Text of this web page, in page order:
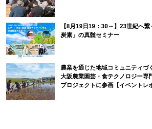
【8月19日19：30～】23世紀へ
炭素」の真髄セミナー
農業を通じた地域コミュニティ
大阪農業園芸・食テクノロジー専
プロジェクトに参画【イベントレ